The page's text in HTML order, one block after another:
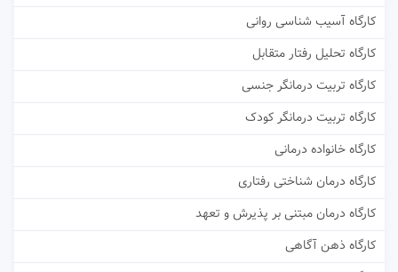
کارگاه آسیب شناسی روانی
کارگاه تحلیل رفتار متقابل
کارگاه تربیت درمانگر جنسی
کارگاه تربیت درمانگر کودک
کارگاه خانواده درمانی
کارگاه درمان شناختی رفتاری
کارگاه درمان مبتنی بر پذیرش و تعهد
کارگاه ذهن آگاهی